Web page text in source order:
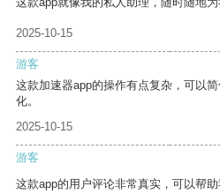
2025-10-15
游客
这款加速器app的操作有点复杂，可以
化。
2025-10-15
游客
这款app的用户评论非常真实，可以帮助